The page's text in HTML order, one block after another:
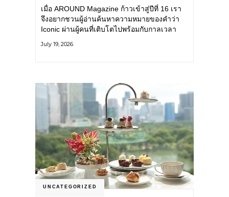
เมื่อ AROUND Magazine ก้าวเข้าสู่ปีที่ 16 เรา
จึงอยากชวนผู้อ่านค้นหาความหมายของคำว่า
Iconic ผ่านผู้คนที่เติบโตไปพร้อมกับกาลเวลา
คือ มาริโอ้ เมาเร่อ
July 19, 2026
UNCATEGORIZED